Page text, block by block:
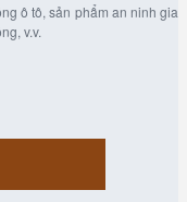
ô tô, sản phẩm an ninh gia
v.v.